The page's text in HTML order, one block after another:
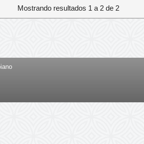
Mostrando resultados 1 a 2 de 2